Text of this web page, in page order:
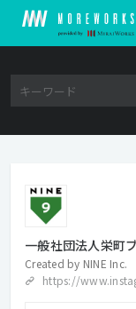
一般社団法人栄町
Created by NINE Inc.
https://